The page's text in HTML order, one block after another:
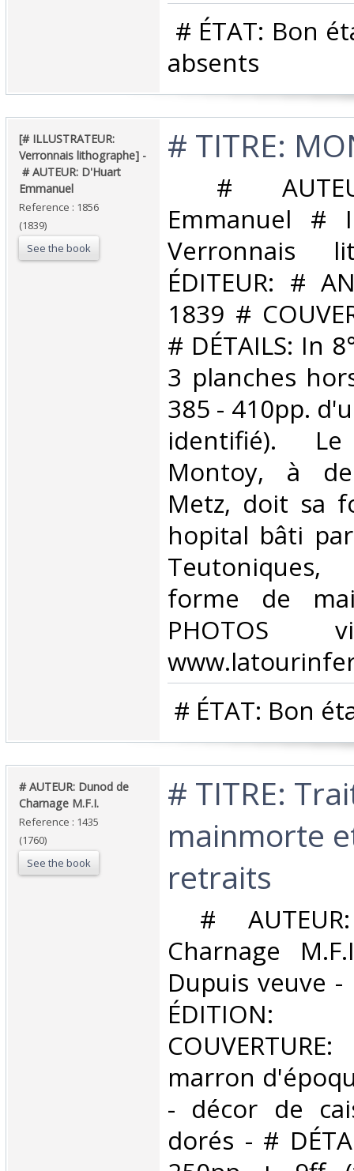
# ÉTAT: Bon
absents‎
‎[# ILLUSTRATEUR:
Verronnais lithographe] -
‎ ‎# AUTEUR: D'Huart
Emmanuel‎
Reference : 1856
(1839)
See the book
‎# TITRE:
#
Emmanuel #
Verronnais
ÉDITEUR: #
1839 #
# DÉTAILS: In
3 planches
385 - 410pp.
identifié).
Montoy, à
Metz, doit sa
hopital bâti
forme de
PHOTOS
# ÉTAT: Bon
‎# AUTEUR: Dunod de
Charnage M.F.I.‎
Reference : 1435
(1760)
See the book
‎# TITRE:
mainmorte
retraits‎
#
Charnage
Dupuis veuve -
marron
- décor de
dorés - #